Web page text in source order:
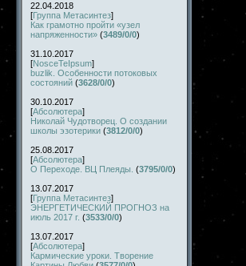
22.04.2018
[Группа Метасинтез]
Как грамотно пройти «узел
напряженности» (3489/0/0)
31.10.2017
[NosceTeIpsum]
buzlik. Особенности потоковых
состояний (3628/0/0)
30.10.2017
[Абсолютера]
Николай Чудотворец. О создании
школы эзотерики (3812/0/0)
25.08.2017
[Абсолютера]
О Переходе. ВЦ Плеяды. (3795/0/0)
13.07.2017
[Группа Метасинтез]
ЭНЕРГЕТИЧЕСКИЙ ПРОГНОЗ на
июль 2017 г. (3533/0/0)
13.07.2017
[Абсолютера]
Кармические уроки. Творение